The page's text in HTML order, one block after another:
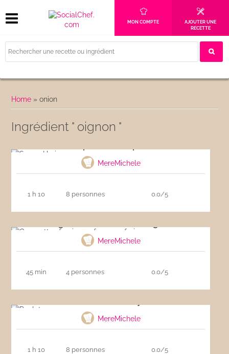
MON COMPTE
AJOUTER UNE
RECETTE
Home »onion
Ingrédient " oignon "
MereMichele
1 h 10 8 personnes 0.0/5
MereMichele
45 min 4 personnes 0.0/5
MereMichele
1 h 10 8 personnes 0.0/5